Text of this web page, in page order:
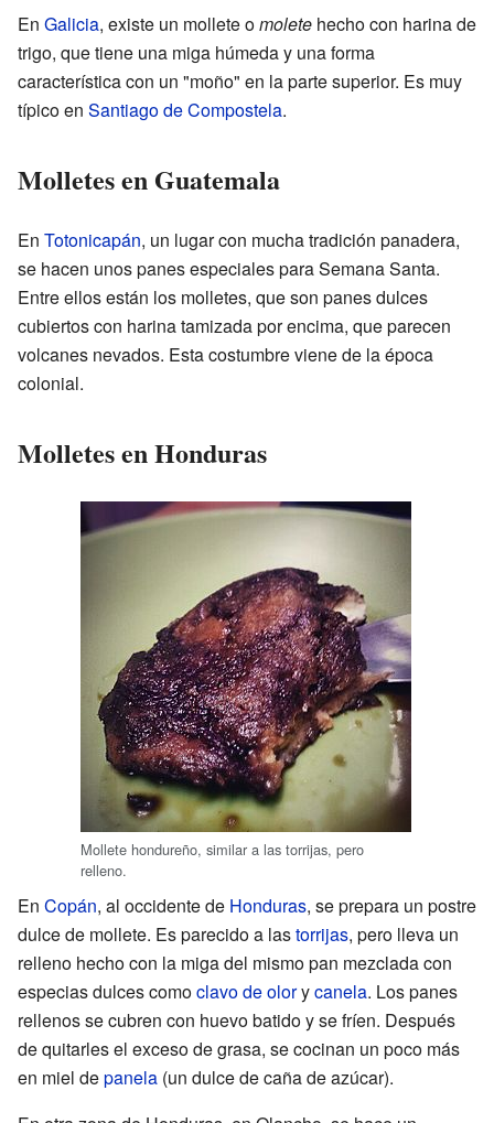
En Galicia, existe un mollete omolete hecho con harina de
trigo, que tiene una miga húmeda y una forma
característica con un "moño" en la parte superior. Es muy
típico en Santiago de Compostela.
Molletes en Guatemala
En Totonicapán, un lugar con mucha tradición panadera,
se hacen unos panes especiales para Semana Santa.
Entre ellos están los molletes, que son panes dulces
cubiertos con harina tamizada por encima, que parecen
volcanes nevados. Esta costumbre viene de la época
colonial.
Molletes en Honduras
Mollete hondureño, similar a las torrijas, pero
relleno.
En Copán, al occidente de Honduras, se prepara un postre
dulce de mollete. Es parecido a lastorrijas, pero lleva un
relleno hecho con la miga del mismo pan mezclada con
especias dulces comoclavo de olorycanela. Los panes
rellenos se cubren con huevo batido y se fríen. Después
de quitarles el exceso de grasa, se cocinan un poco más
en miel depanela (un dulce de caña de azúcar).